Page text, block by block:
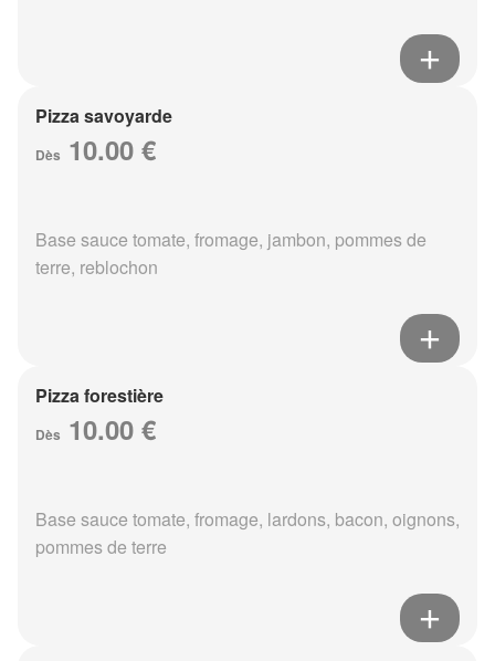
Pizza savoyarde
Dès 10.00 €
Base sauce tomate, fromage, jambon, pommes de
terre, reblochon
Pizza forestière
Dès 10.00 €
Base sauce tomate, fromage, lardons, bacon, oignons,
pommes de terre